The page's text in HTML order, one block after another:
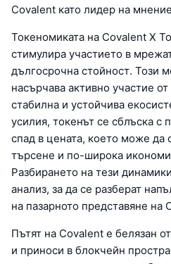
Covalent като лидер на
Токеномиката на Covalent X
стимулира участието в
дългосрочна стойност. Този
насърчава активно участие
стабилна и устойчива
усилия, токенът се сблъска с
спад в цената, което може
търсене и по-широка
Разбирането на тези
анализ, за да се разберат
на пазарното представяне на
Пътят на Covalent е белязан
и приноси в блокчейн